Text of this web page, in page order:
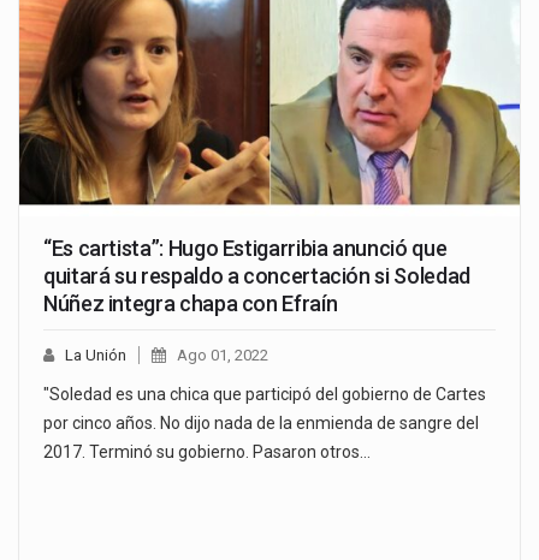
“Es cartista”: Hugo Estigarribia anunció que
quitará su respaldo a concertación si Soledad
Núñez integra chapa con Efraín
La Unión Ago 01, 2022
"Soledad es una chica que participó del gobierno de Cartes
por cinco años. No dijo nada de la enmienda de sangre del
2017. Terminó su gobierno. Pasaron otros…